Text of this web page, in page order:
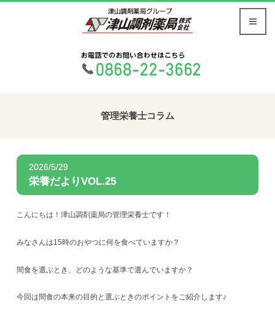
管理栄養士コラム
2026/5/29
栄養だよりVOL.25
こんにちは！津山調剤薬局の管理栄養士です！
みなさんは15時のおやつに何を食べていますか？
間食を選ぶとき、どのような基準で選んでいますか？
今回は間食の本来の目的と選ぶときのポイントをご紹介します♪